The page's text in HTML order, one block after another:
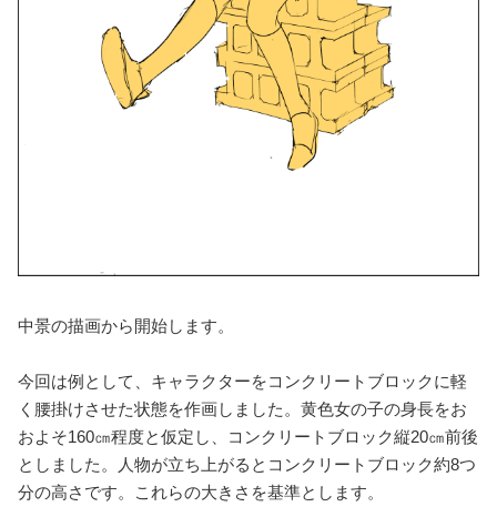
中景の描画から開始します。
今回は例として、キャラクターをコンクリートブロックに軽
く腰掛けさせた状態を作画しました。黄色女の子の身長をお
およそ160㎝程度と仮定し、コンクリートブロック縦20㎝前後
としました。人物が立ち上がるとコンクリートブロック約8つ
分の高さです。これらの大きさを基準とします。